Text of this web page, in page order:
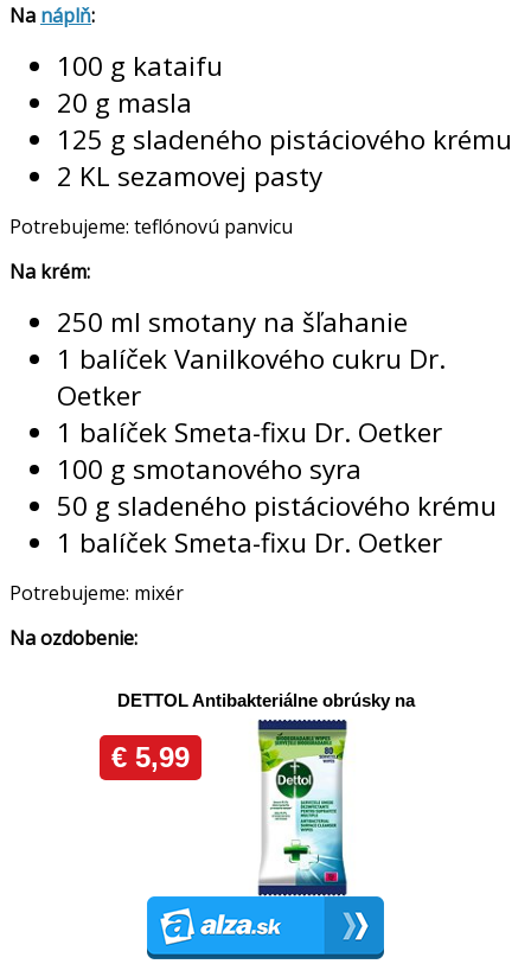
Na náplň:
100 g kataifu
20 g masla
125 g sladeného pistáciového krému
2 KL sezamovej pasty
Potrebujeme: teflónovú panvicu
Na krém:
250 ml smotany na šľahanie
1 balíček Vanilkového cukru Dr.
Oetker
1 balíček Smeta-fixu Dr. Oetker
100 g smotanového syra
50 g sladeného pistáciového krému
1 balíček Smeta-fixu Dr. Oetker
Potrebujeme: mixér
Na ozdobenie: